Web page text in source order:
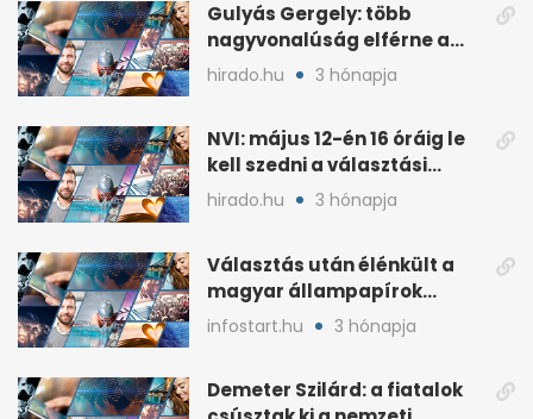
Gulyás Gergely: több
nagyvonalúság elférne a
kétharmados győztesekben
hirado.hu 3 hónapja
NVI: május 12-én 16 óráig le
kell szedni a választási
plakátokat
hirado.hu 3 hónapja
Választás után élénkült a
magyar állampapírok
lakossági értékesítése
infostart.hu 3 hónapja
Demeter Szilárd: a fiatalok